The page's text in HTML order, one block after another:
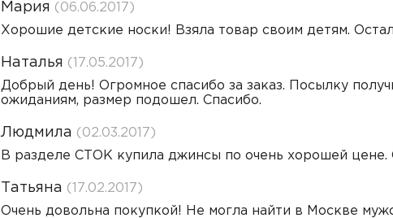
Мария (06.06.2017)
Хорошие детские носки! Взяла товар своим детям.
Наталья (17.05.2017)
Добрый день! Огромное спасибо за заказ. Посылку
ожиданиям, размер подошел. Спасибо.
Людмила (02.03.2017)
В разделе СТОК купила джинсы по очень хорошей
Татьяна (17.02.2017)
Очень довольна покупкой! Не могла найти в Москве